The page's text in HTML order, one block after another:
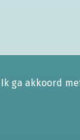
Ik ga akkoord